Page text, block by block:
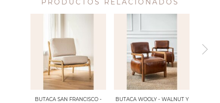
PRODUCTOS RELACIONADOS
BUTACA SAN FRANCISCO -
BUTACA WOOLY - WALNUT Y